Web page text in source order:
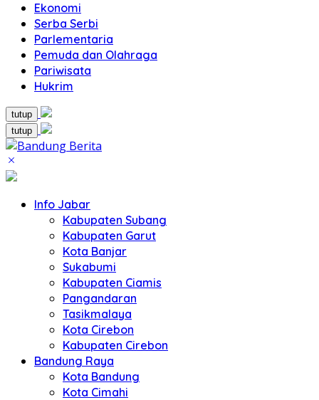
Ekonomi
Serba Serbi
Parlementaria
Pemuda dan Olahraga
Pariwisata
Hukrim
tutup
tutup
Info Jabar
Kabupaten Subang
Kabupaten Garut
Kota Banjar
Sukabumi
Kabupaten Ciamis
Pangandaran
Tasikmalaya
Kota Cirebon
Kabupaten Cirebon
Bandung Raya
Kota Bandung
Kota Cimahi